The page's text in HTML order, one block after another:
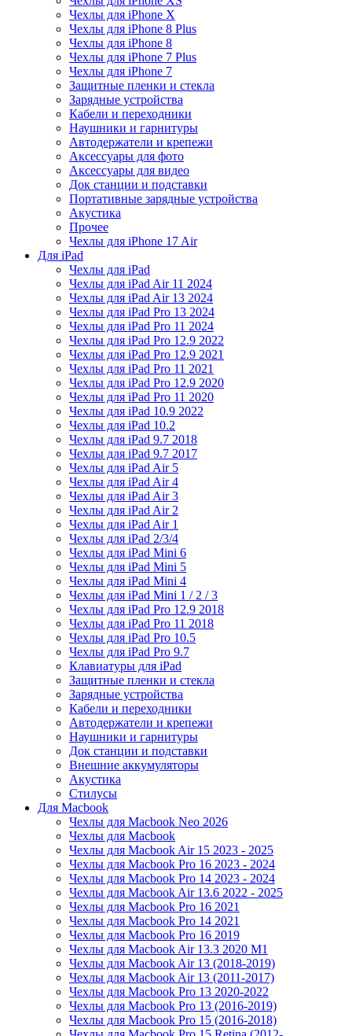
Чехлы для iPhone X
Чехлы для iPhone 8 Plus
Чехлы для iPhone 8
Чехлы для iPhone 7 Plus
Чехлы для iPhone 7
Защитные пленки и стекла
Зарядные устройства
Кабели и переходники
Наушники и гарнитуры
Автодержатели и крепежи
Аксессуары для фото
Аксессуары для видео
Док станции и подставки
Портативные зарядные устройства
Акустика
Прочее
Чехлы для iPhone 17 Air
Для iPad
Чехлы для iPad
Чехлы для iPad Air 11 2024
Чехлы для iPad Air 13 2024
Чехлы для iPad Pro 13 2024
Чехлы для iPad Pro 11 2024
Чехлы для iPad Pro 12.9 2022
Чехлы для iPad Pro 12.9 2021
Чехлы для iPad Pro 11 2021
Чехлы для iPad Pro 12.9 2020
Чехлы для iPad Pro 11 2020
Чехлы для iPad 10.9 2022
Чехлы для iPad 10.2
Чехлы для iPad 9.7 2018
Чехлы для iPad 9.7 2017
Чехлы для iPad Air 5
Чехлы для iPad Air 4
Чехлы для iPad Air 3
Чехлы для iPad Air 2
Чехлы для iPad Air 1
Чехлы для iPad 2/3/4
Чехлы для iPad Mini 6
Чехлы для iPad Mini 5
Чехлы для iPad Mini 4
Чехлы для iPad Mini 1 / 2 / 3
Чехлы для iPad Pro 12.9 2018
Чехлы для iPad Pro 11 2018
Чехлы для iPad Pro 10.5
Чехлы для iPad Pro 9.7
Клавиатуры для iPad
Защитные пленки и стекла
Зарядные устройства
Кабели и переходники
Автодержатели и крепежи
Наушники и гарнитуры
Док станции и подставки
Внешние аккумуляторы
Акустика
Стилусы
Для Macbook
Чехлы для Macbook Neo 2026
Чехлы для Macbook
Чехлы для Macbook Air 15 2023 - 2025
Чехлы для Macbook Pro 16 2023 - 2024
Чехлы для Macbook Pro 14 2023 - 2024
Чехлы для Macbook Air 13.6 2022 - 2025
Чехлы для Macbook Pro 16 2021
Чехлы для Macbook Pro 14 2021
Чехлы для Macbook Pro 16 2019
Чехлы для Macbook Air 13.3 2020 M1
Чехлы для Macbook Air 13 (2018-2019)
Чехлы для Macbook Air 13 (2011-2017)
Чехлы для Macbook Pro 13 2020-2022
Чехлы для Macbook Pro 13 (2016-2019)
Чехлы для Macbook Pro 15 (2016-2018)